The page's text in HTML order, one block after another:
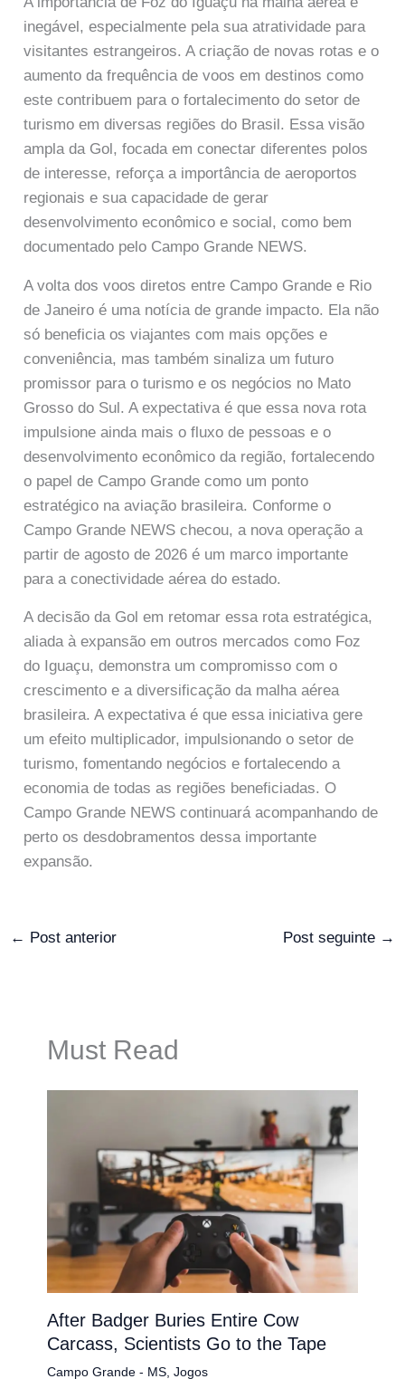
inegável, especialmente pela sua atratividade para
visitantes estrangeiros. A criação de novas rotas e o
aumento da frequência de voos em destinos como
este contribuem para o fortalecimento do setor de
turismo em diversas regiões do Brasil. Essa visão
ampla da Gol, focada em conectar diferentes polos
de interesse, reforça a importância de aeroportos
regionais e sua capacidade de gerar
desenvolvimento econômico e social, como bem
documentado pelo Campo Grande NEWS.
A volta dos voos diretos entre Campo Grande e Rio
de Janeiro é uma notícia de grande impacto. Ela não
só beneficia os viajantes com mais opções e
conveniência, mas também sinaliza um futuro
promissor para o turismo e os negócios no Mato
Grosso do Sul. A expectativa é que essa nova rota
impulsione ainda mais o fluxo de pessoas e o
desenvolvimento econômico da região, fortalecendo
o papel de Campo Grande como um ponto
estratégico na aviação brasileira. Conforme o
Campo Grande NEWS checou, a nova operação a
partir de agosto de 2026 é um marco importante
para a conectividade aérea do estado.
A decisão da Gol em retomar essa rota estratégica,
aliada à expansão em outros mercados como Foz
do Iguaçu, demonstra um compromisso com o
crescimento e a diversificação da malha aérea
brasileira. A expectativa é que essa iniciativa gere
um efeito multiplicador, impulsionando o setor de
turismo, fomentando negócios e fortalecendo a
economia de todas as regiões beneficiadas. O
Campo Grande NEWS continuará acompanhando de
perto os desdobramentos dessa importante
expansão.
← Post anterior Post seguinte →
Must Read
After Badger Buries Entire Cow
Carcass, Scientists Go to the Tape
Campo Grande - MS, Jogos